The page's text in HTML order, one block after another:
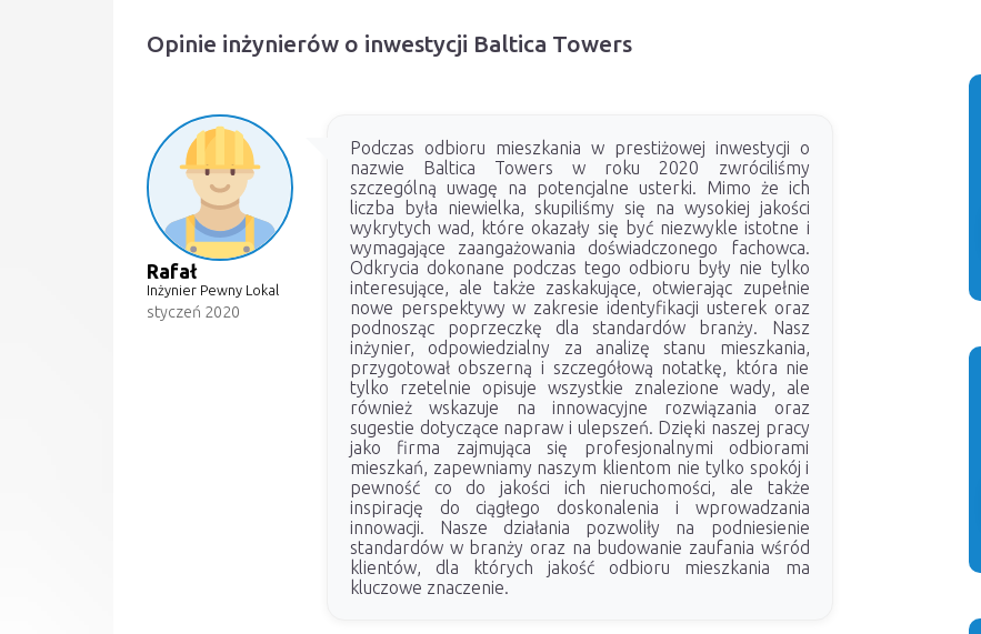
Opinie inżynierów o inwestycji Baltica Towers
Rafał
Inżynier Pewny Lokal
styczeń 2020
Podczas odbioru mieszkania w prestiżowej inwestycji o
nazwie Baltica Towers w roku 2020 zwróciliśmy
szczególną uwagę na potencjalne usterki. Mimo że ich
liczba była niewielka, skupiliśmy się na wysokiej jakości
wykrytych wad, które okazały się być niezwykle istotne i
wymagające zaangażowania doświadczonego fachowca.
Odkrycia dokonane podczas tego odbioru były nie tylko
interesujące, ale także zaskakujące, otwierając zupełnie
nowe perspektywy w zakresie identyfikacji usterek oraz
podnosząc poprzeczkę dla standardów branży. Nasz
inżynier, odpowiedzialny za analizę stanu mieszkania,
przygotował obszerną i szczegółową notatkę, która nie
tylko rzetelnie opisuje wszystkie znalezione wady, ale
również wskazuje na innowacyjne rozwiązania oraz
sugestie dotyczące napraw i ulepszeń. Dzięki naszej pracy
jako firma zajmująca się profesjonalnymi odbiorami
mieszkań, zapewniamy naszym klientom nie tylko spokój i
pewność co do jakości ich nieruchomości, ale także
inspirację do ciągłego doskonalenia i wprowadzania
innowacji. Nasze działania pozwoliły na podniesienie
standardów w branży oraz na budowanie zaufania wśród
klientów, dla których jakość odbioru mieszkania ma
kluczowe znaczenie.